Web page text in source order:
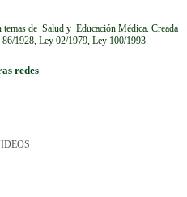
de Salud y Educación Médica. Creada
1928, Ley 02/1979, Ley 100/1993.
redes